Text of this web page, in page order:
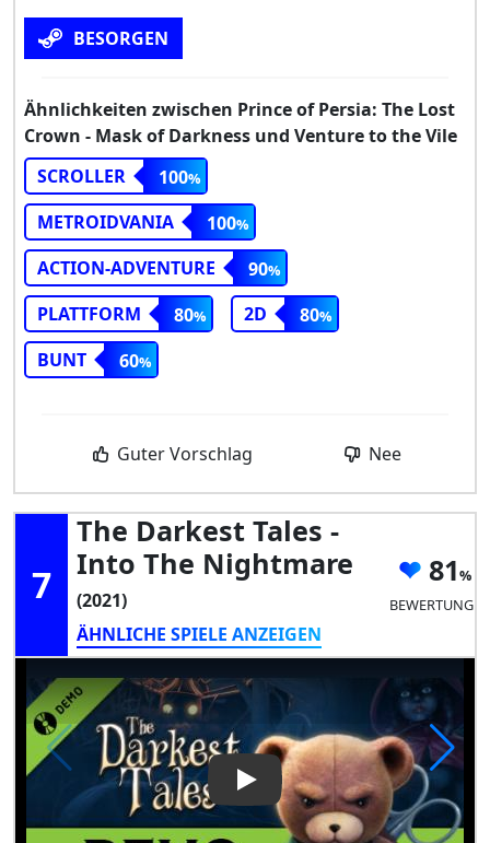
BESORGEN
Ähnlichkeiten zwischen Prince of Persia: The Lost
Crown - Mask of Darkness und Venture to the Vile
SCROLLER
100
METROIDVANIA
100
ACTION-ADVENTURE
90
PLATTFORM
80 2D
80
BUNT
60
Guter Vorschlag Nee
7
The Darkest Tales -
Into The Nightmare
(2021)
ÄHNLICHE SPIELE ANZEIGEN
81
BEWERTUNG
Play Video: The Darkest